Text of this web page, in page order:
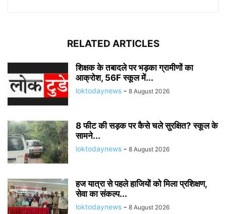
RELATED ARTICLES
शिक्षक के तबादले पर भड़का ग्रामीणों का
आक्रोश, 56F स्कूल में...
loktodaynews - 8 August 2026
8 फीट की सड़क पर कैसे चले सुरक्षित? स्कूल के
सामने...
loktodaynews - 8 August 2026
हज यात्रा से पहले हाजियों को मिला प्रशिक्षण,
सेवा का संकल्प...
loktodaynews - 8 August 2026